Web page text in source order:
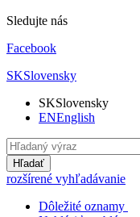
Sledujte nás
Facebook
SKSlovensky
SKSlovensky
ENEnglish
Hľadať
rozšírené vyhľadávanie
Dôležité oznamy